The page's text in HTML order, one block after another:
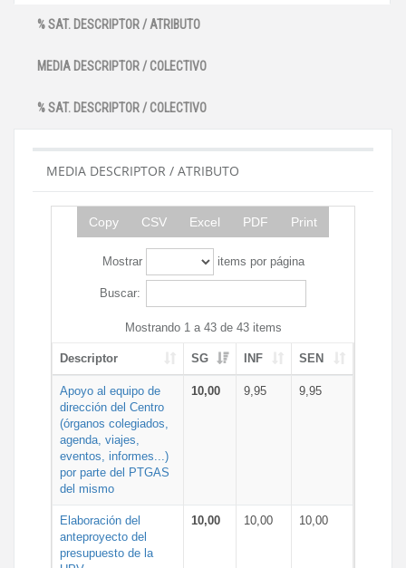
% SAT. DESCRIPTOR / ATRIBUTO
MEDIA DESCRIPTOR / COLECTIVO
% SAT. DESCRIPTOR / COLECTIVO
MEDIA DESCRIPTOR / ATRIBUTO
Copy CSV Excel PDF Print
Mostrar items por página
Buscar:
Mostrando 1 a 43 de 43 items
Descriptor SG INF SEN
Apoyo al equipo de
dirección del Centro
(órganos colegiados,
agenda, viajes,
eventos, informes...)
por parte del PTGAS
del mismo
10,00 9,95 9,95
Elaboración del
anteproyecto del
presupuesto de la
10,00 10,00 10,00